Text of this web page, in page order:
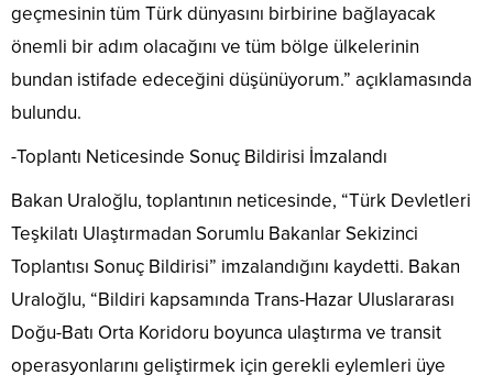
geçmesinin tüm Türk dünyasını birbirine bağlayacak
önemli bir adım olacağını ve tüm bölge ülkelerinin
bundan istifade edeceğini düşünüyorum.” açıklamasında
bulundu.
-Toplantı Neticesinde Sonuç Bildirisi İmzalandı
Bakan Uraloğlu, toplantının neticesinde, “Türk Devletleri
Teşkilatı Ulaştırmadan Sorumlu Bakanlar Sekizinci
Toplantısı Sonuç Bildirisi” imzalandığını kaydetti. Bakan
Uraloğlu, “Bildiri kapsamında Trans-Hazar Uluslararası
Doğu-Batı Orta Koridoru boyunca ulaştırma ve transit
operasyonlarını geliştirmek için gerekli eylemleri üye